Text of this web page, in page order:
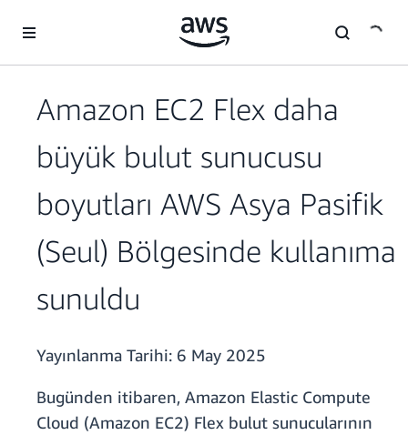
Amazon EC2 Flex daha
büyük bulut sunucusu
boyutları AWS Asya Pasifik
(Seul) Bölgesinde kullanıma
sunuldu
Yayınlanma Tarihi: 6 May 2025
Bugünden itibaren, Amazon Elastic Compute
Cloud (Amazon EC2) Flex bulut sunucularının